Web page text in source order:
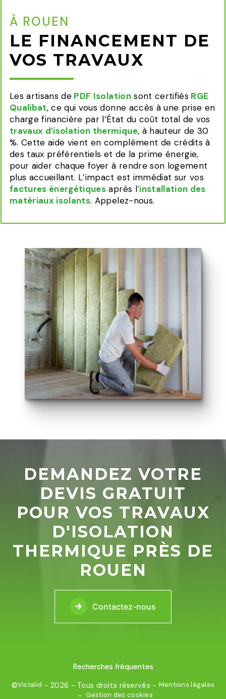
À ROUEN
LE FINANCEMENT DE
VOS TRAVAUX
Les artisans de PDF Isolationsont certifiésRGE
Qualibat, ce qui vous donne accès à une prise en
charge financière par l’État du coût total de vos
travaux d’isolation thermique, à hauteur de 30
%. Cette aide vient en complément de crédits à
des taux préférentiels et de la prime énergie,
pour aider chaque foyer à rendre son logement
plus accueillant. L’impact est immédiat sur vos
factures énergétiques après l’installation des
matériaux isolants. Appelez-nous.
DEMANDEZ VOTRE
DEVIS GRATUIT
POUR VOS TRAVAUX
D'ISOLATION
THERMIQUE PRÈS DE
ROUEN
Contactez-nous
Recherches fréquentes
©Vistalid - 2026 - Tous droits réservés - Mentions légales
- Gestion des cookies